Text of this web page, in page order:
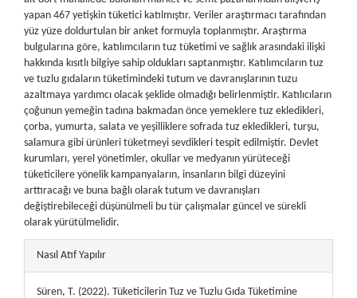
yapan 467 yetişkin tüketici katılmıştır. Veriler araştırmacı tarafından
yüz yüze doldurtulan bir anket formuyla toplanmıştır. Araştırma
bulgularına göre, katılımcıların tuz tüketimi ve sağlık arasındaki ilişki
hakkında kısıtlı bilgiye sahip oldukları saptanmıştır. Katılımcıların tuz
ve tuzlu gıdaların tüketimindeki tutum ve davranışlarının tuzu
azaltmaya yardımcı olacak şeklide olmadığı belirlenmiştir. Katılıcıların
çoğunun yemeğin tadına bakmadan önce yemeklere tuz ekledikleri,
çorba, yumurta, salata ve yeşilliklere sofrada tuz ekledikleri, turşu,
salamura gibi ürünleri tüketmeyi sevdikleri tespit edilmiştir. Devlet
kurumları, yerel yönetimler, okullar ve medyanın yürüteceği
tüketicilere yönelik kampanyaların, insanların bilgi düzeyini
arttıracağı ve buna bağlı olarak tutum ve davranışları
değiştirebileceği düşünülmeli bu tür çalışmalar güncel ve sürekli
olarak yürütülmelidir.
Nasıl Atıf Yapılır
Süren, T. (2022). Tüketicilerin Tuz ve Tuzlu Gıda Tüketimine